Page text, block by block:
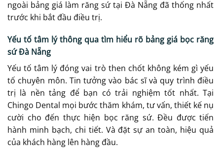
ngoài bảng giá làm răng sứ tại Đà Nẵng đã thống nhất
trước khi bắt đầu điều trị.
Yếu tố tâm lý thông qua tìm hiểu rõ bảng giá bọc răng
sứ Đà Nẵng
Yếu tố tâm lý đóng vai trò then chốt không kém gì yếu
tố chuyên môn. Tin tưởng vào bác sĩ và quy trình điều
trị là nền tảng để bạn có trải nghiệm tốt nhất. Tại
Chingo Dental mọi bước thăm khám, tư vấn, thiết kế nụ
cười cho đến thực hiện bọc răng sứ. Đều được tiến
hành minh bạch, chi tiết. Và đặt sự an toàn, hiệu quả
của khách hàng lên hàng đầu.